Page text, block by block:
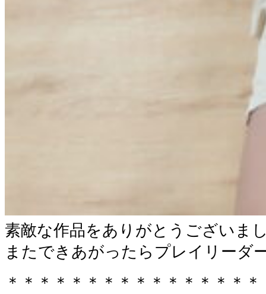
素敵な作品をありがとうございま
またできあがったらプレイリーダ
＊＊＊＊＊＊＊＊＊＊＊＊＊＊＊